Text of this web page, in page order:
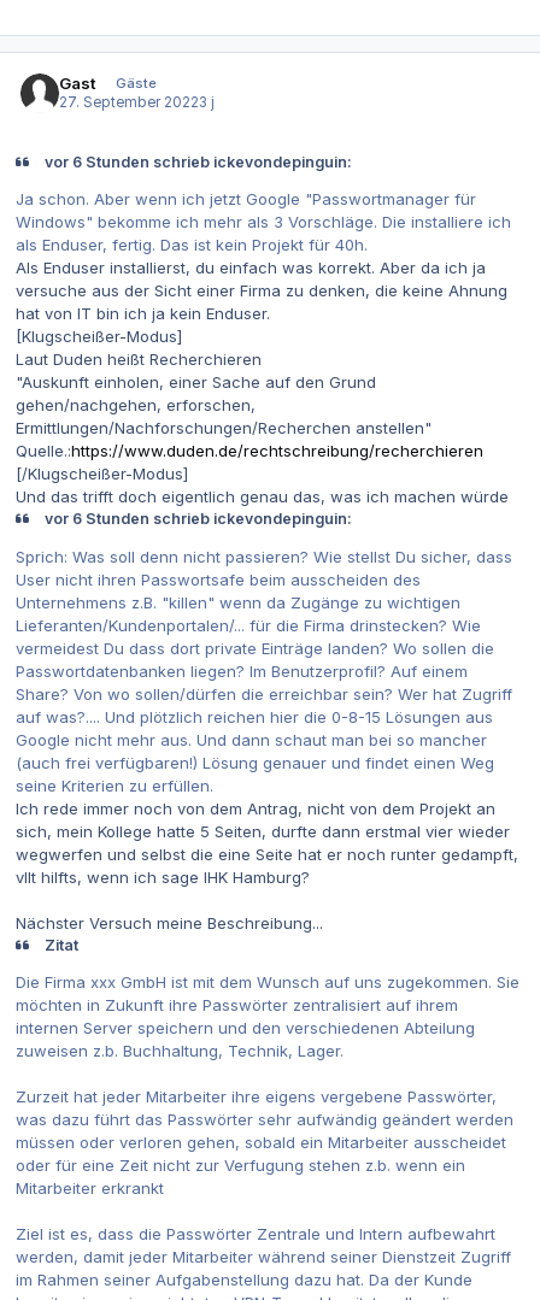
Gast
Gäste
27. September 20223 j
vor 6 Stunden schrieb ickevondepinguin:
Ja schon. Aber wenn ich jetzt Google "Passwortmanager für
Windows" bekomme ich mehr als 3 Vorschläge. Die installiere ich
als Enduser, fertig. Das ist kein Projekt für 40h.
Als Enduser installierst, du einfach was korrekt. Aber da ich ja
versuche aus der Sicht einer Firma zu denken, die keine Ahnung
hat von IT bin ich ja kein Enduser.
[Klugscheißer-Modus]
Laut Duden heißt Recherchieren
"Auskunft einholen, einer Sache auf den Grund
gehen/nachgehen, erforschen,
Ermittlungen/Nachforschungen/Recherchen anstellen"
Quelle.:https://www.duden.de/rechtschreibung/recherchieren
[/Klugscheißer-Modus]
Und das trifft doch eigentlich genau das, was ich machen würde
vor 6 Stunden schrieb ickevondepinguin:
Sprich: Was soll denn nicht passieren? Wie stellst Du sicher, dass
User nicht ihren Passwortsafe beim ausscheiden des
Unternehmens z.B. "killen" wenn da Zugänge zu wichtigen
Lieferanten/Kundenportalen/... für die Firma drinstecken? Wie
vermeidest Du dass dort private Einträge landen? Wo sollen die
Passwortdatenbanken liegen? Im Benutzerprofil? Auf einem
Share? Von wo sollen/dürfen die erreichbar sein? Wer hat Zugriff
auf was?.... Und plötzlich reichen hier die 0-8-15 Lösungen aus
Google nicht mehr aus. Und dann schaut man bei so mancher
(auch frei verfügbaren!) Lösung genauer und findet einen Weg
seine Kriterien zu erfüllen.
Ich rede immer noch von dem Antrag, nicht von dem Projekt an
sich, mein Kollege hatte 5 Seiten, durfte dann erstmal vier wieder
wegwerfen und selbst die eine Seite hat er noch runter gedampft,
vllt hilfts, wenn ich sage IHK Hamburg?
Nächster Versuch meine Beschreibung...
Zitat
Die Firma xxx GmbH ist mit dem Wunsch auf uns zugekommen. Sie
möchten in Zukunft ihre Passwörter zentralisiert auf ihrem
internen Server speichern und den verschiedenen Abteilung
zuweisen z.b. Buchhaltung, Technik, Lager.
Zurzeit hat jeder Mitarbeiter ihre eigens vergebene Passwörter,
was dazu führt das Passwörter sehr aufwändig geändert werden
müssen oder verloren gehen, sobald ein Mitarbeiter ausscheidet
oder für eine Zeit nicht zur Verfugung stehen z.b. wenn ein
Mitarbeiter erkrankt
Ziel ist es, dass die Passwörter Zentrale und Intern aufbewahrt
werden, damit jeder Mitarbeiter während seiner Dienstzeit Zugriff
im Rahmen seiner Aufgabenstellung dazu hat. Da der Kunde